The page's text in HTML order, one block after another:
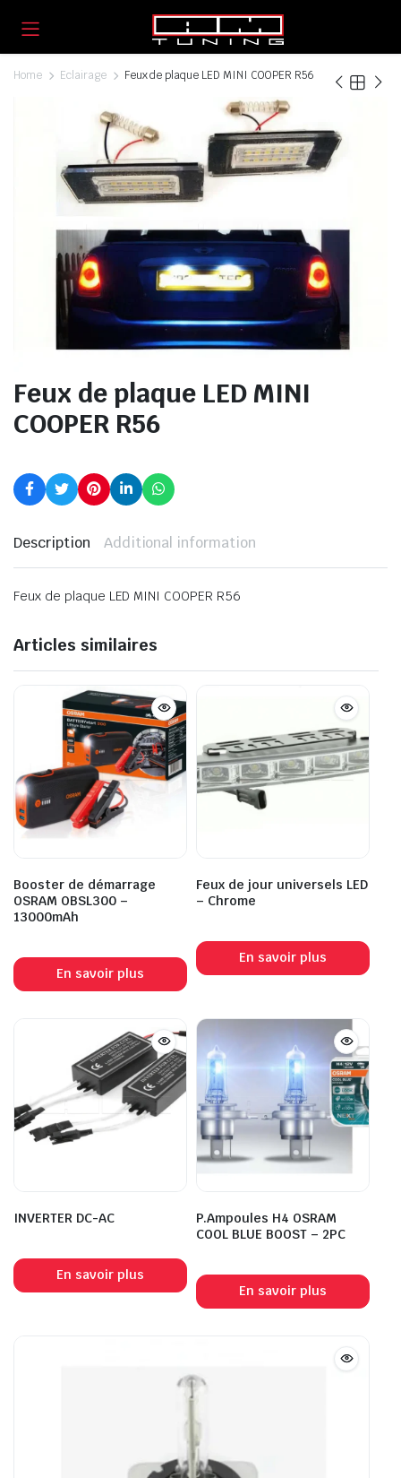
Home Eclairage Feux de plaque LED MINI COOPER R56
Feux de plaque LED MINI
COOPER R56
Description Additional information
Feux de plaque LED MINI COOPER R56
Articles similaires
Booster de démarrage
OSRAM OBSL300 –
13000mAh
En savoir plus
Feux de jour universels LED
– Chrome
En savoir plus
INVERTER DC-AC
En savoir plus
P.Ampoules H4 OSRAM
COOL BLUE BOOST – 2PC
En savoir plus